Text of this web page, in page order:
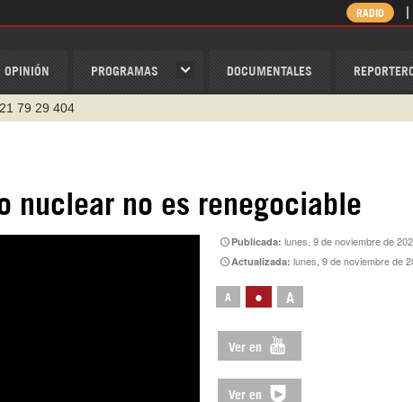
OPINIÓN PROGRAMAS DOCUMENTALES
RADIO
79 29 404
Nexolatino.Canal
nuclear no es renegociable
Publicada:lunes, 9 de noviembre de
Actualizada:lunes, 9 de noviembre de
A • A
Ver en
Ver en